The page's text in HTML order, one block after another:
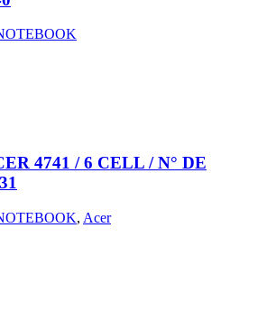
4741 / 6 CELL / N° DE
, Acer